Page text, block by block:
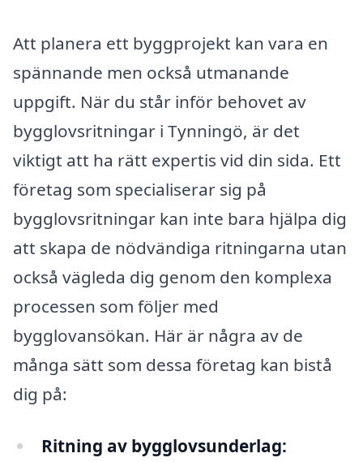
Att planera ett byggprojekt kan vara en
spännande men också utmanande
uppgift. När du står inför behovet av
bygglovsritningar i Tynningö, är det
viktigt att ha rätt expertis vid din sida. Ett
företag som specialiserar sig på
bygglovsritningar kan inte bara hjälpa dig
att skapa de nödvändiga ritningarna utan
också vägleda dig genom den komplexa
processen som följer med
bygglovansökan. Här är några av de
många sätt som dessa företag kan bistå
dig på:
Ritning av bygglovsunderlag: